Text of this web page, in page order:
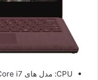
CPU: مدل های Core m3 , Core i5, Core i7